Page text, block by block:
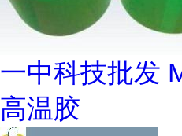
一中科技批发
高温胶